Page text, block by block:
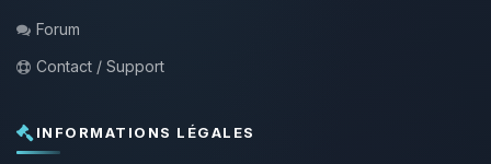
Forum
Contact / Support
INFORMATIONS LÉGALES